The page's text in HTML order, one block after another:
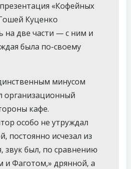
«Кофейных
Куценко
на две части — с ним и
была по-своему
минусом
организационный
кафе.
особо не утруждал
постоянно исчезал из
звук был, по сравнению
и Фаготом,» дрянной, а